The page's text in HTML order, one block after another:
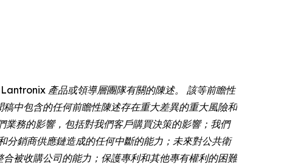
產品或領導層團隊有關的陳述。 該等前瞻性
中包含的任何前瞻性陳述存在重大差異的重大風險和
務的影響，包括對我們客戶購買決策的影響；我們
銷商供應鏈造成的任何中斷的能力；未來對公共衛
被收購公司的能力；保護專利和其他專有權利的困難